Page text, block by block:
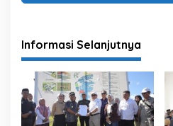
Informasi Selanjutnya